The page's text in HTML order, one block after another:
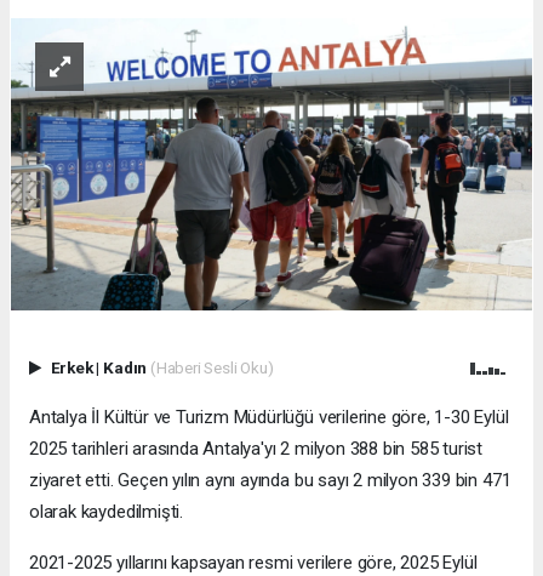
Erkek| Kadın (Haberi Sesli Oku)
Antalya İl Kültür ve Turizm Müdürlüğü verilerine göre, 1-30 Eylül
2025 tarihleri arasında Antalya'yı 2 milyon 388 bin 585 turist
ziyaret etti. Geçen yılın aynı ayında bu sayı 2 milyon 339 bin 471
olarak kaydedilmişti.
2021-2025 yıllarını kapsayan resmi verilere göre, 2025 Eylül